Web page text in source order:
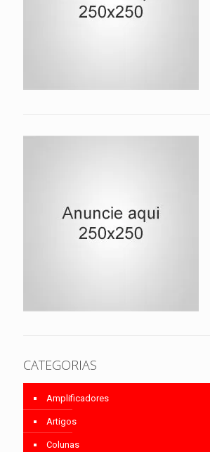
CATEGORIAS
Amplificadores
Artigos
Colunas